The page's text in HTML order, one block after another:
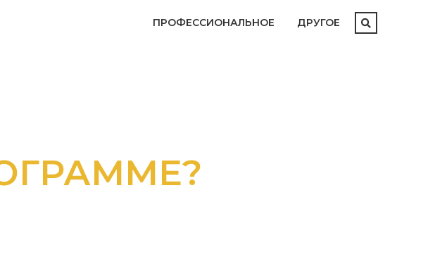
ПРОФЕССИОНАЛЬНОЕ ДРУГОЕ